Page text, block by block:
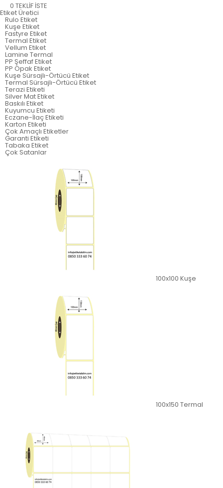
0 TEKLİF İSTE
EtiketÜretici
Rulo Etiket
Kuşe Etiket
Fastyre Etiket
Termal Etiket
Vellum Etiket
Lamine Termal
PP Şeffaf Etiket
PP Opak Etiket
Kuşe Sürsajlı-Örtücü Etiket
Termal Sürsajlı-Örtücü Etiket
Terazi Etiketi
Silver Mat Etiket
Baskılı Etiket
Kuyumcu Etiketi
Eczane-İlaç Etiketi
Karton Etiketi
Çok Amaçlı Etiketler
Garanti Etiketi
Tabaka Etiket
Çok Satanlar
100x100 Kuşe
100x150 Termal